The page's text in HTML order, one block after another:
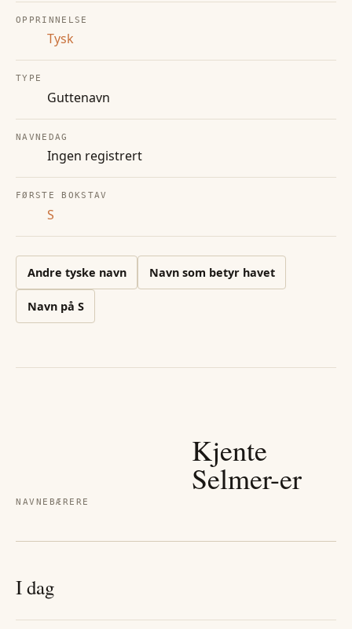
OPPRINNELSE
Tysk
TYPE
Guttenavn
NAVNEDAG
Ingen registrert
FØRSTE BOKSTAV
S
Andre tyske navn Navn som betyr havet
Navn på S
NAVNEBÆRERE
Kjente
Selmer-er
I dag